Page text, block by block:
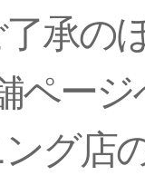
了承の
ページ
ング店